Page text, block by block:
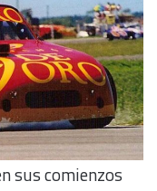
sus comienzos